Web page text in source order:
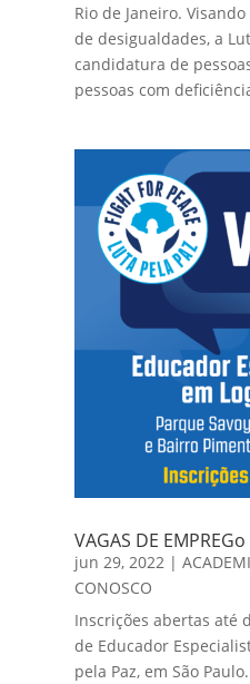
Rio de Janeiro.
de desigualdades, a
candidatura de
pessoas com
VAGAS DE EMPREGo
jun 29, 2022 |
CONOSCO
Inscrições abertas até
de Educador
pela Paz, em São